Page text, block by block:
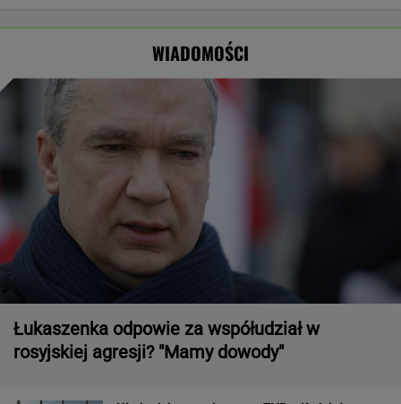
WIADOMOŚCI
Łukaszenka odpowie za współudział w
rosyjskiej agresji? "Mamy dowody"